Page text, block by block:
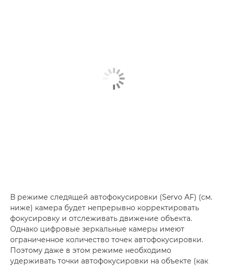
В режиме следящей автофокусировки (Servo AF) (см.
ниже) камера будет непрерывно корректировать
фокусировку и отслеживать движение объекта.
Однако цифровые зеркальные камеры имеют
ограниченное количество точек автофокусировки.
Поэтому даже в этом режиме необходимо
удерживать точки автофокусировки на объекте (как